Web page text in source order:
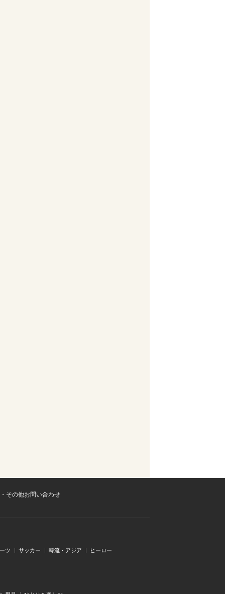
その他お問い合わせ
ツ サッカー 韓流・アジア ヒーロー